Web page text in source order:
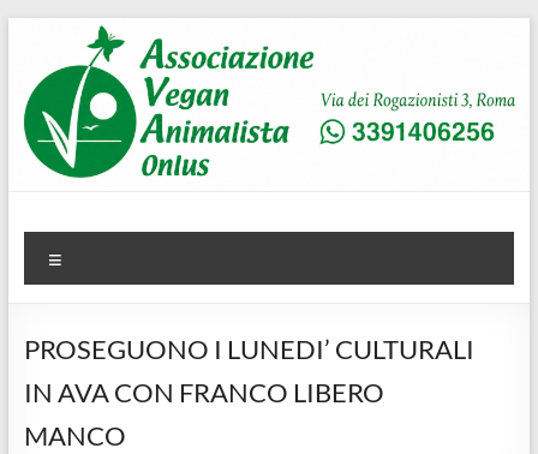
contenuto
AVA
Associazione Vegan Animalista
PROSEGUONO I LUNEDI’ CULTURALI
IN AVA CON FRANCO LIBERO
MANCO